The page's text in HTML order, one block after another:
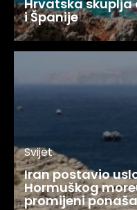
Hrvatska skuplja
i Španije
Svijet
Iran postavio
Hormuškog
promijeni